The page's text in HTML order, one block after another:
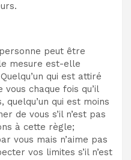
peut être
mesure est-elle
qui est attiré
chaque fois qu’il
qui est moins
de vous s’il n’est pas
à cette règle;
vous mais n’aime pas
vos limites s’il n’est